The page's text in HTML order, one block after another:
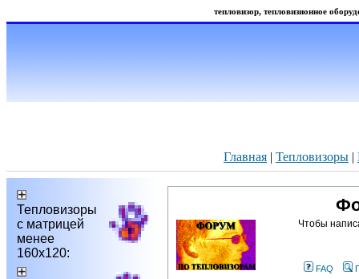
тепловизор, тепловизионное
Главная | Тепловизоры |
Тепловизоры
с матрицей
менее
160х120:
Чтобы
FAQ